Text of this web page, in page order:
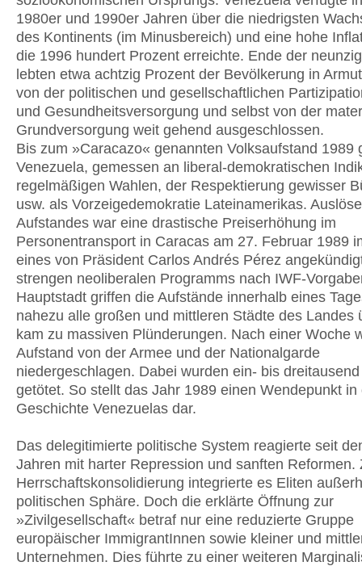
1980er und 1990er Jahren über die niedrigsten
des Kontinents (im Minusbereich) und eine hohe
die 1996 hundert Prozent erreichte. Ende der
lebten etwa achtzig Prozent der Bevölkerung in
von der politischen und gesellschaftlichen
und Gesundheitsversorgung und selbst von der
Grundversorgung weit gehend ausgeschlossen.
Bis zum »Caracazo« genannten Volksaufstand 1989
Venezuela, gemessen an liberal-demokratischen
regelmäßigen Wahlen, der Respektierung gewisser
usw. als Vorzeigedemokratie Lateinamerikas.
Aufstandes war eine drastische Preiserhöhung im
Personentransport in Caracas am 27. Februar 1989
eines von Präsident Carlos Andrés Pérez
strengen neoliberalen Programms nach IWF-
Hauptstadt griffen die Aufstände innerhalb eines
nahezu alle großen und mittleren Städte des Landes
kam zu massiven Plünderungen. Nach einer Woche
Aufstand von der Armee und der Nationalgarde
niedergeschlagen. Dabei wurden ein- bis
getötet. So stellt das Jahr 1989 einen Wendepunkt in
Geschichte Venezuelas dar.
Das delegitimierte politische System reagierte seit
Jahren mit harter Repression und sanften Reformen.
Herrschaftskonsolidierung integrierte es Eliten
politischen Sphäre. Doch die erklärte Öffnung zur
»Zivilgesellschaft« betraf nur eine reduzierte Gruppe
europäischer ImmigrantInnen sowie kleiner und
Unternehmen. Dies führte zu einer weiteren